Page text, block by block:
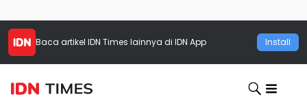
Baca artikel IDN Times lainnya di IDN App Install